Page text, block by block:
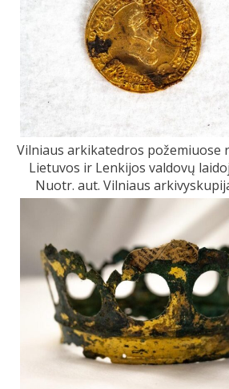
Vilniaus arkikatedros požemiuose
Lietuvos ir Lenkijos valdovų
Nuotr. aut. Vilniaus